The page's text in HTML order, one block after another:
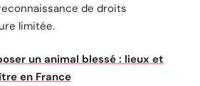
de droits
limitée.
un animal blessé : lieux et
en France